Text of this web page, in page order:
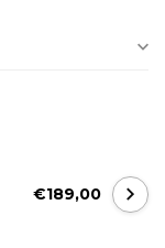
€189,00